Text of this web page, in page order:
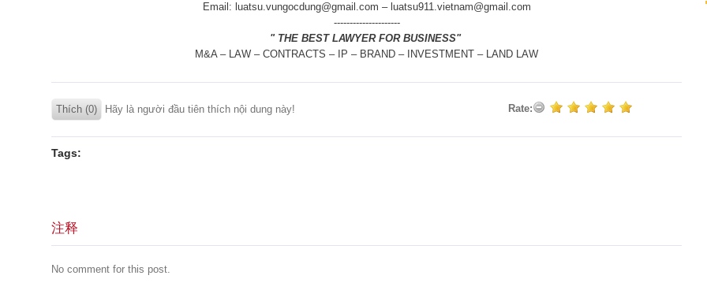
Email: luatsu.vungocdung@gmail.com – luatsu911.vietnam@gmail.com
---------------------
" THE BEST LAWYER FOR BUSINESS"
M&A – LAW – CONTRACTS – IP – BRAND – INVESTMENT – LAND LAW
Thích (0) Hãy là người đầu tiên thích nội dung này! Rate:
Tags:
注释
No comment for this post.